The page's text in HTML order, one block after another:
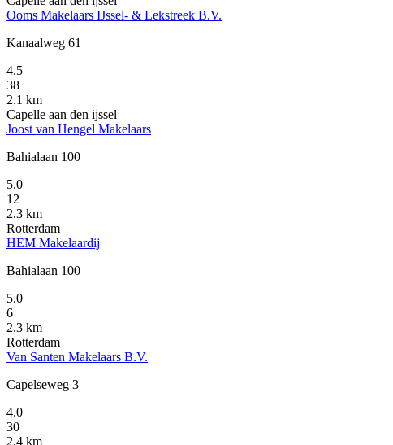
Ooms Makelaars IJssel- & Lekstreek B.V.
Kanaalweg 61
4.5
38
2.1 km
Capelle aan den ijssel
Joost van Hengel Makelaars
Bahialaan 100
5.0
12
2.3 km
Rotterdam
HEM Makelaardij
Bahialaan 100
5.0
6
2.3 km
Rotterdam
Van Santen Makelaars B.V.
Capelseweg 3
4.0
30
2.4 km